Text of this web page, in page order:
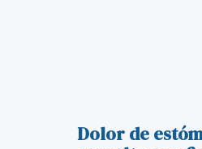
Dolor de